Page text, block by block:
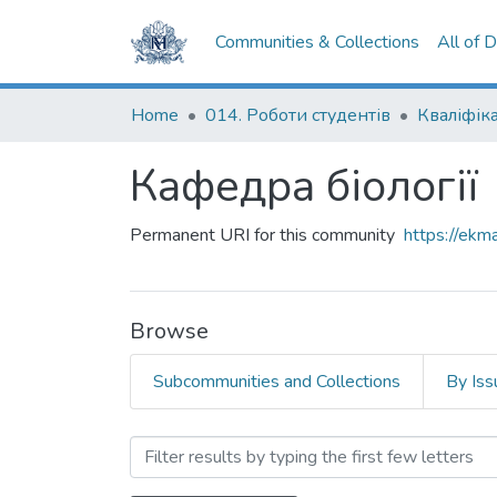
Communities & Collections All of
Home 014. Роботи студентів
Кафедра біології
Permanent URI for this community https://
Browse
Subcommunities and Collections By
Browsing Кафедра